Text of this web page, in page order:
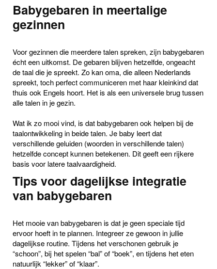
Babygebaren in meertalige
gezinnen
Voor gezinnen die meerdere talen spreken, zijn babygebaren
écht een uitkomst. De gebaren blijven hetzelfde, ongeacht
de taal die je spreekt. Zo kan oma, die alleen Nederlands
spreekt, toch perfect communiceren met haar kleinkind dat
thuis ook Engels hoort. Het is als een universele brug tussen
alle talen in je gezin.
Wat ik zo mooi vind, is dat babygebaren ook helpen bij de
taalontwikkeling in beide talen. Je baby leert dat
verschillende geluiden (woorden in verschillende talen)
hetzelfde concept kunnen betekenen. Dit geeft een rijkere
basis voor latere taalvaardigheid.
Tips voor dagelijkse integratie
van babygebaren
Het mooie van babygebaren is dat je geen speciale tijd
ervoor hoeft in te plannen. Integreer ze gewoon in jullie
dagelijkse routine. Tijdens het verschonen gebruik je
“schoon”, bij het spelen “bal” of “boek”, en tijdens het eten
natuurlijk “lekker” of “klaar”.